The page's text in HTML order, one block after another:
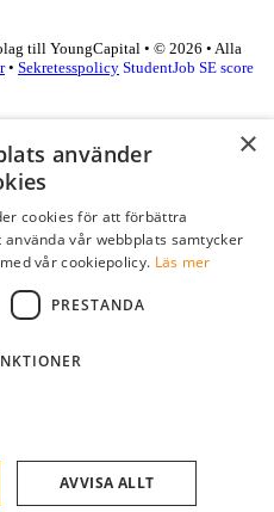
till YoungCapital • © 2026 • Alla
• Sekretesspolicy StudentJob SE score
till ditt företag.
×
använder
cookies för att förbättra
vår webbplats samtycker
vår cookiepolicy. Läs mer
PRESTANDA
AVVISA ALLT